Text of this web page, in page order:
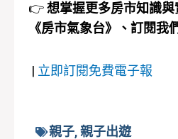
👉想掌握更多房市知識
《房市氣象台》、訂閱我
| 立即訂閱免費電子報
親子,親子出遊